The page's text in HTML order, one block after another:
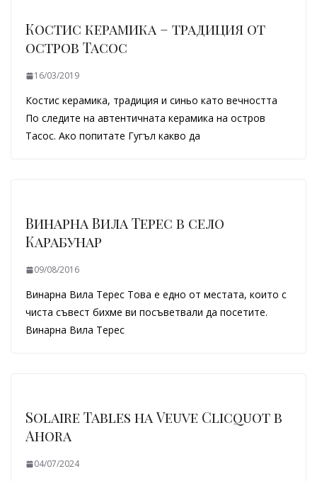
Костис керамика – традиция от
остров Тасос
16/03/2019
Костис керамика, традиция и синьо като вечността
По следите на автентичната керамика на остров
Тасос. Ако попитате Гугъл какво да
Винарна Вила Терес в село
Карабунар
09/08/2016
Винарна Вила Терес Това е едно от местата, които с
чиста съвест бихме ви посъветвали да посетите.
Винарна Вила Терес
Solaire Tables на Veuve Clicquot в
Ahora
04/07/2024